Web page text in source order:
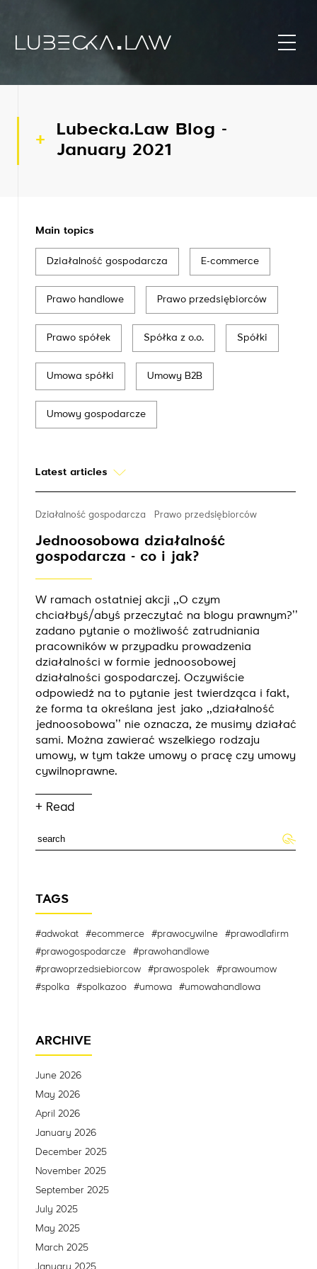
Lubecka.Law Blog -
January 2021
Main topics
Działalność gospodarcza E-commerce
Prawo handlowe Prawo przedsiębiorców
Prawo spółek Spółka z o.o. Spółki
Umowa spółki Umowy B2B
Umowy gospodarcze
Latest articles
Działalność gospodarcza Prawo przedsiębiorców
Jednoosobowa działalność
gospodarcza - co i jak?
W ramach ostatniej akcji ,,O czym
chciałbyś/abyś przeczytać na blogu prawnym?’’
zadano pytanie o możliwość zatrudniania
pracowników w przypadku prowadzenia
działalności w formie jednoosobowej
działalności gospodarczej. Oczywiście
odpowiedź na to pytanie jest twierdząca i fakt,
że forma ta określana jest jako ,,działalność
jednoosobowa’’ nie oznacza, że musimy działać
sami. Można zawierać wszelkiego rodzaju
umowy, w tym także umowy o pracę czy umowy
cywilnoprawne.
+ Read
TAGS
#adwokat #ecommerce #prawocywilne
#prawodlafirm
#prawogospodarcze
#prawohandlowe
#prawoprzedsiebiorcow
#prawospolek
#prawoumow
#spolka
#spolkazoo #umowa #umowahandlowa
ARCHIVE
June 2026
May 2026
April 2026
January 2026
December 2025
November 2025
September 2025
July 2025
May 2025
March 2025
January 2025